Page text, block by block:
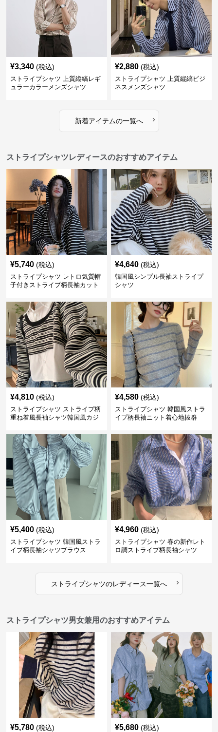
¥3,340 (税込)
ストライプシャツ 上質縦縞レギ
ュラーカラーメンズシャツ
¥2,880 (税込)
ストライプシャツ 上質縦縞ビジ
ネスメンズシャツ
新着アイテムの一覧へ ›
ストライプシャツレディースのおすすめアイテム
¥5,740 (税込)
ストライプシャツ レトロ気質帽
子付きストライプ柄長袖カット
¥4,640 (税込)
韓国風シンプル長袖ストライプ
シャツ
¥4,810 (税込)
ストライプシャツ ストライプ柄
重ね着風長袖シャツ韓国風カジ
¥4,580 (税込)
ストライプシャツ 韓国風ストラ
イプ柄長袖ニット着心地抜群
¥5,400 (税込)
ストライプシャツ 韓国風ストラ
イプ柄長袖シャツブラウス
¥4,960 (税込)
ストライプシャツ 春の新作レト
ロ調ストライプ柄長袖シャツ
ストライプシャツのレディース一覧へ ›
ストライプシャツ男女兼用のおすすめアイテム
¥5,780 (税込) ¥5,680 (税込)